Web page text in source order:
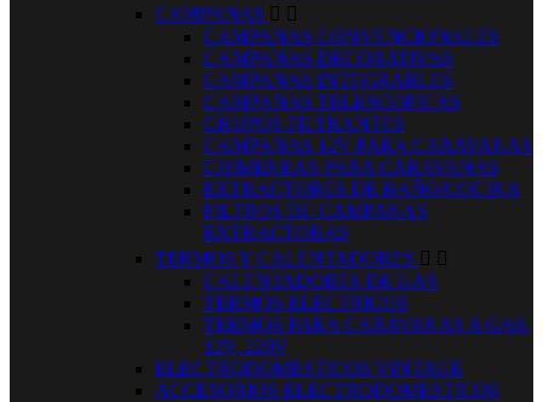
CAMPANAS  
CAMPANAS CONVENCIONALES
CAMPANAS DECORATIVAS
CAMPANAS INTEGRABLES
CAMPANAS TELESCOPICAS
GRUPOS FILTRANTES
CAMPANAS 12V PARA CARAVANAS
CHIMENEAS PARA CARAVANAS
EXTRACTORES DE BAÑO/COCINA
FILTROS DE CAMPANAS
EXTRACTORAS
TERMOS Y CALENTADORES  
CALENTADORES DE GAS
TERMOS ELECTRICOS
TERMOS PARA CARAVANAS A GAS,
12V, 220V
ELECTRODOMESTICOS VINTAGE
ACCESORIOS ELECTRODOMESTICOS